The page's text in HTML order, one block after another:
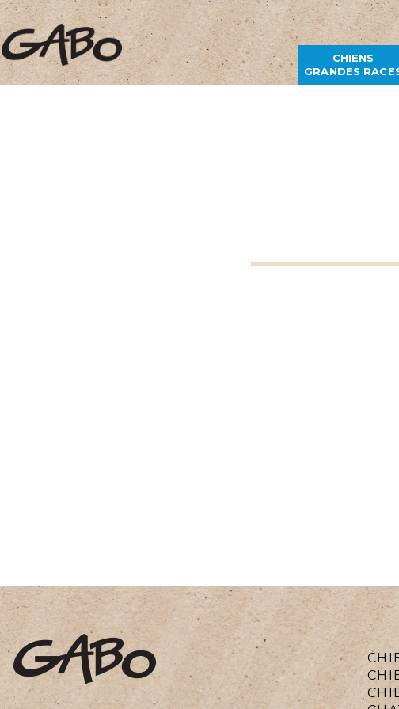
CHIENS
GRANDES